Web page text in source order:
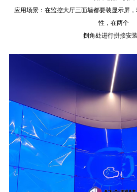
应用场景：在监控大厅三面墙都要装显示屏
性，在两个
捌角处进行拼接安装